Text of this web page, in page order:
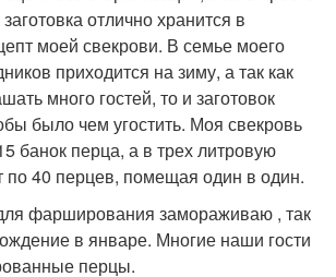
отлично хранится в
моей свекрови. В семье моего
приходится на зиму, а так как
много гостей, то и заготовок
было чем угостить. Моя свекровь
банок перца, а в трех литровую
по 40 перцев, помещая один в один.
фарширования замораживаю , так
в январе. Многие наши гости
перцы.